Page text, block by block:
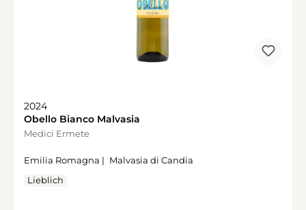
2024
Obello Bianco Malvasia
Medici Ermete
Emilia Romagna | Malvasia di Candia
Lieblich